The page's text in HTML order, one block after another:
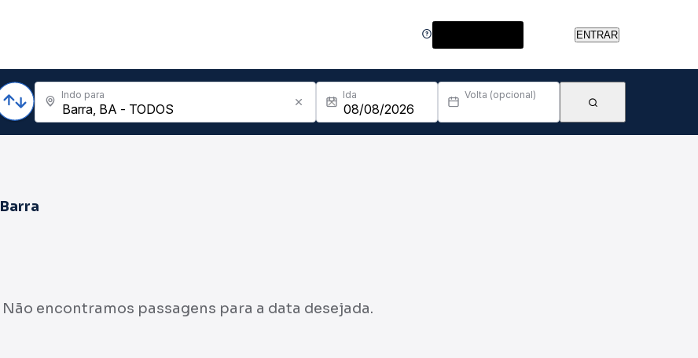
ENTRAR
Indo para Ida Volta (opcional)
Barra
Não encontramos passagens para a data desejada.